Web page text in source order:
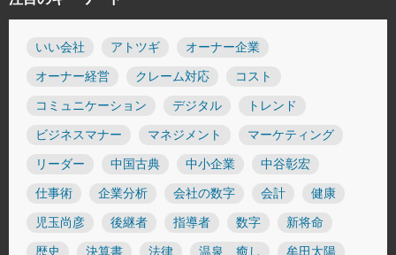
いい会社 アトツギ オーナー企業
オーナー経営 クレーム対応 コスト
コミュニケーション デジタル トレンド
ビジネスマナー マネジメント マーケティング
リーダー 中国古典 中小企業 中谷彰宏
仕事術 企業分析 会社の数字 会計 健康
児玉尚彦 後継者 指導者 数字 新将命
歴史 決算書 法律 温泉 癒し 牟田太陽